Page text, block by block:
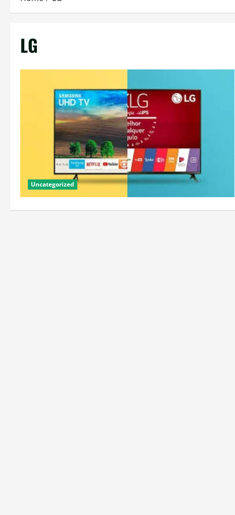
LG
Uncategorized